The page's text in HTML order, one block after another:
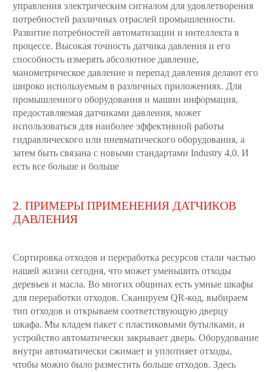
управления электрическим сигналом для удовлетворения
потребностей различных отраслей промышленности.
Развитие потребностей автоматизации и интеллекта в
процессе. Высокая точность датчика давления и его
способность измерять абсолютное давление,
манометрическое давление и перепад давления делают его
широко используемым в различных приложениях. Для
промышленного оборудования и машин информация,
предоставляемая датчиками давления, может
использоваться для наиболее эффективной работы
гидравлического или пневматического оборудования, а
затем быть связана с новыми стандартами Industry 4,0. И
есть все больше и больше
2. ПРИМЕРЫ ПРИМЕНЕНИЯ ДАТЧИКОВ
ДАВЛЕНИЯ
Сортировка отходов и переработка ресурсов стали частью
нашей жизни сегодня, что может уменьшить отходы
деревьев и масла. Во многих общинах есть умные шкафы
для переработки отходов. Сканируем QR-код, выбираем
тип отходов и открываем соответствующую дверцу
шкафа. Мы кладем пакет с пластиковыми бутылками, и
устройство автоматически закрывает дверь. Оборудование
внутри автоматически сжимает и уплотняет отходы,
чтобы можно было разместить больше отходов. Здесь